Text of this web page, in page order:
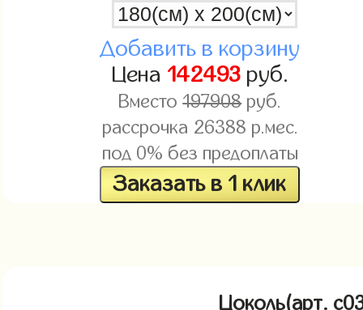
Добавить в корзину
Цена 142493руб.
Вместо197908руб.
рассрочка 26388 р.мес.
под 0% без предоплаты
Заказать в 1 клик
Цоколь(арт.